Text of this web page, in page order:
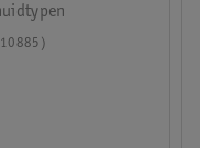
10885